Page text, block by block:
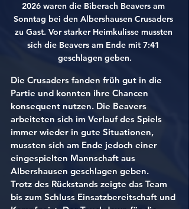
2026 waren die Biberach Beavers am
Sonntag bei den Albershausen Crusaders
zu Gast. Vor starker Heimkulisse mussten
sich die Beavers am Ende mit 7:41
geschlagen geben.
Die Crusaders fanden früh gut in die
Partie und konnten ihre Chancen
konsequent nutzen. Die Beavers
arbeiteten sich im Verlauf des Spiels
immer wieder in gute Situationen,
mussten sich am Ende jedoch einer
eingespielten Mannschaft aus
Albershausen geschlagen geben.
Trotz des Rückstands zeigte das Team
bis zum Schluss Einsatzbereitschaft und